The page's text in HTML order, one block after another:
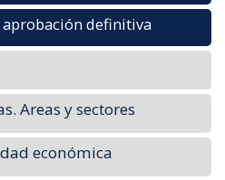
definitiva
Areas y sectores
económica